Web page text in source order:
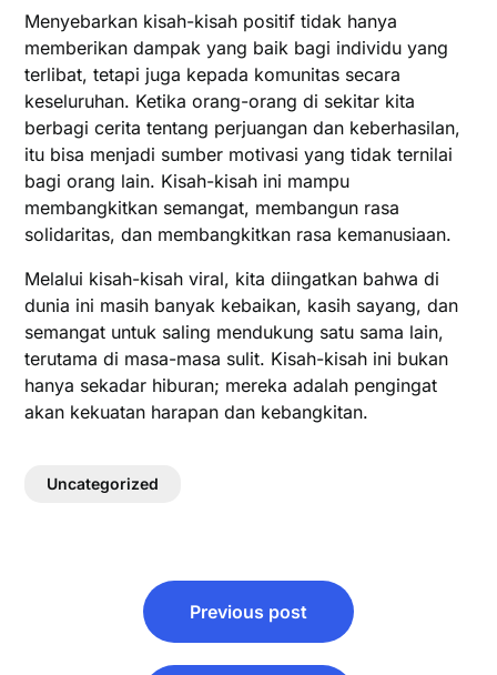
Menyebarkan kisah-kisah positif tidak hanya
memberikan dampak yang baik bagi individu yang
terlibat, tetapi juga kepada komunitas secara
keseluruhan. Ketika orang-orang di sekitar kita
berbagi cerita tentang perjuangan dan keberhasilan,
itu bisa menjadi sumber motivasi yang tidak ternilai
bagi orang lain. Kisah-kisah ini mampu
membangkitkan semangat, membangun rasa
solidaritas, dan membangkitkan rasa kemanusiaan.
Melalui kisah-kisah viral, kita diingatkan bahwa di
dunia ini masih banyak kebaikan, kasih sayang, dan
semangat untuk saling mendukung satu sama lain,
terutama di masa-masa sulit. Kisah-kisah ini bukan
hanya sekadar hiburan; mereka adalah pengingat
akan kekuatan harapan dan kebangkitan.
Uncategorized
navigation
Previous post